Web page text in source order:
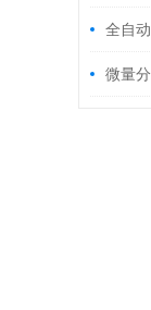
凭高性
胞培养
全自
领域发
微量